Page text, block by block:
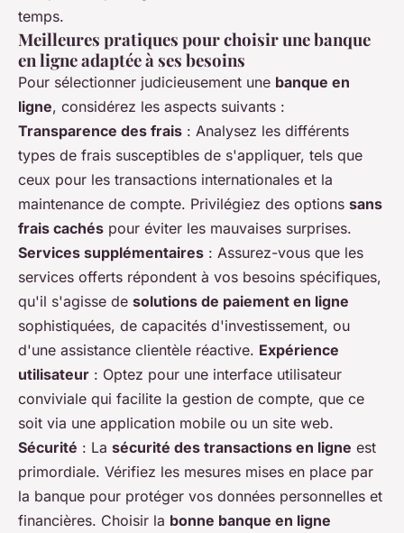
temps.
Meilleures pratiques pour choisir une banque
en ligne adaptée à ses besoins
Pour sélectionner judicieusement une banque en
ligne, considérez les aspects suivants :
Transparence des frais : Analysez les différents
types de frais susceptibles de s'appliquer, tels que
ceux pour les transactions internationales et la
maintenance de compte. Privilégiez des options sans
frais cachés pour éviter les mauvaises surprises.
Services supplémentaires : Assurez-vous que les
services offerts répondent à vos besoins spécifiques,
qu'il s'agisse de solutions de paiement en ligne
sophistiquées, de capacités d'investissement, ou
d'une assistance clientèle réactive. Expérience
utilisateur : Optez pour une interface utilisateur
conviviale qui facilite la gestion de compte, que ce
soit via une application mobile ou un site web.
Sécurité : La sécurité des transactions en ligne est
primordiale. Vérifiez les mesures mises en place par
la banque pour protéger vos données personnelles et
financières. Choisir la bonne banque en ligne